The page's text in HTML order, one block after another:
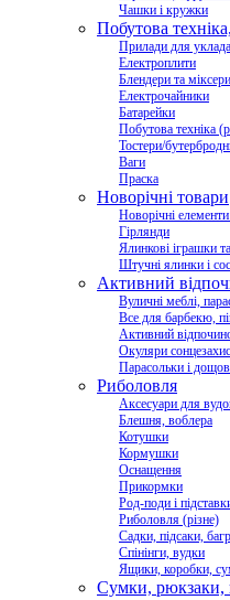
Чашки і кружки
Побутова
Прилади для
Електроплити
Блендери та міксери
Електрочайники
Батарейки
Побутова техніка
Тостери/
Ваги
Праска
Новорічні товари
Новорічні
Гірлянди
Ялинкові іграшки
Штучні ялинки і
Активний
Вуличні меблі,
Все для барбекю,
Активний
Окуляри
Парасольки і
Риболовля
Аксесуари для
Блешня, воблера
Котушки
Кормушки
Оснащення
Прикормки
Род-поди і
Риболовля (різне)
Садки, підсаки,
Спінінги, вудки
Ящики, коробки,
Сумки, рюкзаки,